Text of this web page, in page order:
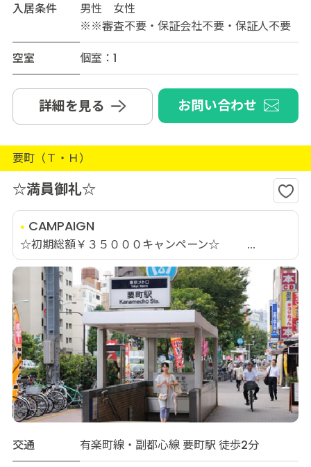
入居条件
男性 女性
※※審査不要・保証会社不要・保証人不要
空室
個室：1
詳細を見る お問い合わせ
要町（Ｔ・Ｈ）
☆満員御礼☆
CAMPAIGN
☆初期総額￥３５０００キャンペーン☆ ...
交通 有楽町線・副都心線 要町駅 徒歩2分